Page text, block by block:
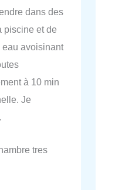
dans des
piscine et de
avoisinant
à 10 min
Je
tres